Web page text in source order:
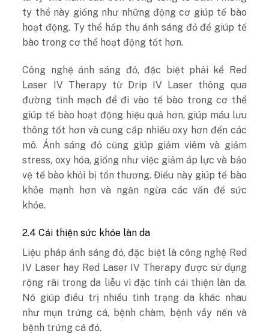
ty thể này giống như những động cơ giúp tế bào
hoạt động. Ty thể hấp thụ ánh sáng đỏ để giúp tế
bào trong cơ thể hoạt động tốt hơn.
Công nghệ ánh sáng đỏ, đặc biệt phải kể Red
Laser IV Therapy từ Drip IV Laser thông qua
đường tĩnh mạch để đi vào tế bào trong cơ thể
giúp tế bào hoạt động hiệu quả hơn, giúp máu lưu
thông tốt hơn và cung cấp nhiều oxy hơn đến các
mô. Ánh sáng đỏ cũng giúp giảm viêm và giảm
stress, oxy hóa, giống như việc giảm áp lực và bảo
vệ tế bào khỏi bị tổn thương. Điều này giúp tế bào
khỏe mạnh hơn và ngăn ngừa các vấn đề sức
khỏe.
2.4 Cải thiện sức khỏe làn da
Liệu pháp ánh sáng đỏ, đặc biệt là công nghệ Red
IV Laser hay Red Laser IV Therapy được sử dụng
rộng rãi trong da liễu vì đặc tính cải thiện làn da.
Nó giúp điều trị nhiều tình trạng da khác nhau
như mụn trứng cá, bệnh chàm, bệnh vẩy nến và
bệnh trứng cá đỏ.